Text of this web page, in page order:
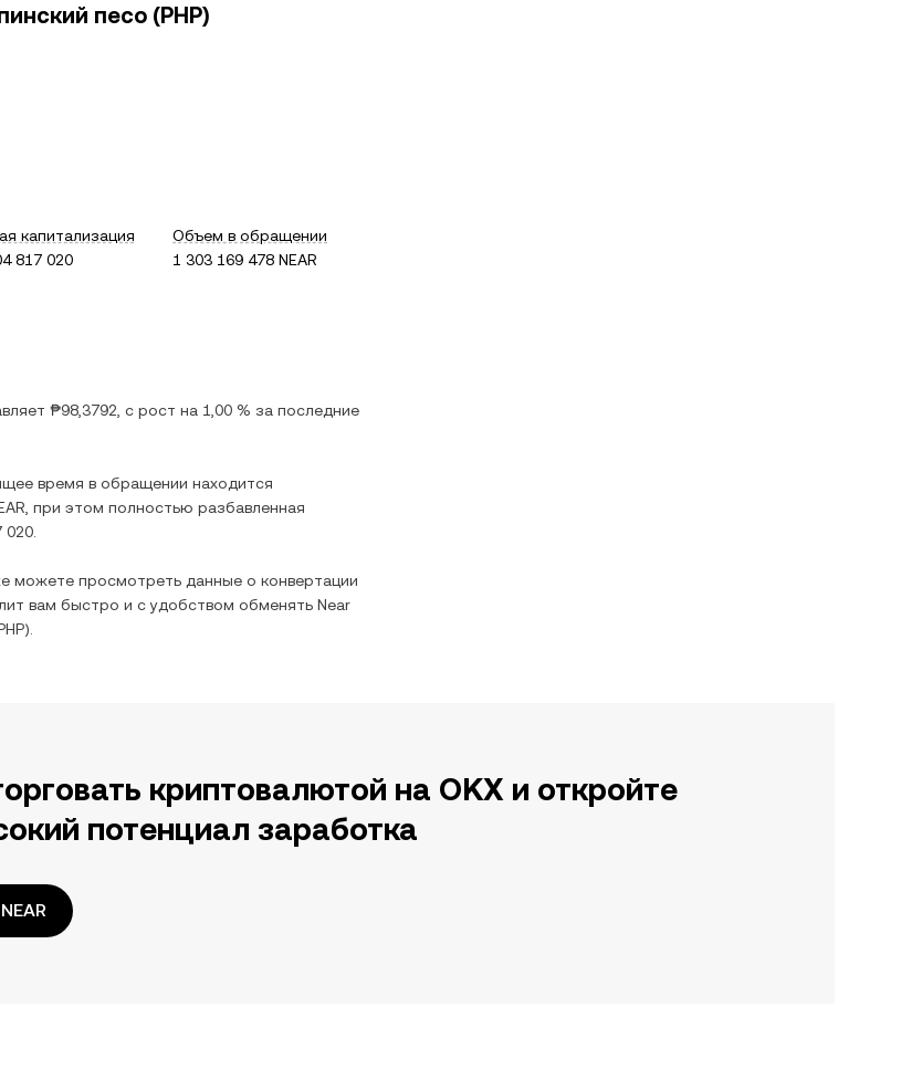
песо (PHP)
капитализация
817 020
Объем в обращении
1 303 169 478 NEAR
₱98,3792 , c рост на 1,00 % за последние
время в обращении находится
, при этом полностью разбавленная
020
можете просмотреть данные о конвертации
вам быстро и с удобством обменять Near
).
криптовалютой на OKX и откройте
потенциал заработка